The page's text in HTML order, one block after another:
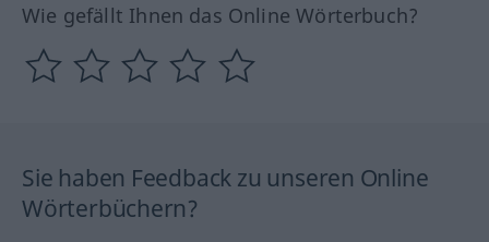
Wie gefällt Ihnen das Online Wörterbuch?
Sie haben Feedback zu unseren Online
Wörterbüchern?